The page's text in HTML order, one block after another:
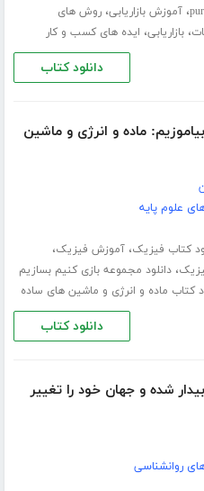
،آموزش بازاریابی،روش های
،بازاریابی، ایده های کسب و کار
دانلود کتاب
ماده و انرژی و ماشین
علوم پایه
کتاب فیزیک،آموزش فیزیک،
،دانلود مجموعه بازی کنیم بسازیم
کتاب ماده و انرژی و ماشین های ساده
دانلود کتاب
شده و جهان خود را تغییر
روانشناسی